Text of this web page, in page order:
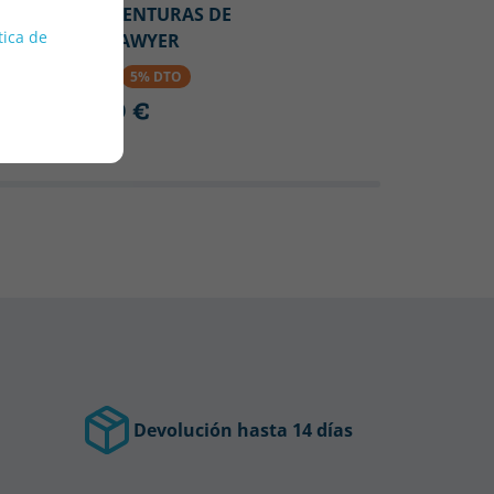
de
LAS AVENTURAS DE
TOM SAWYER
5% DTO
15.39 €
Devolución hasta 14 días